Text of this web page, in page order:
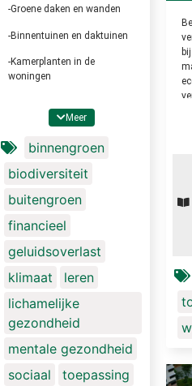
-Groene daken en wanden
-Binnentuinen en daktuinen
-Kamerplanten in de
woningen
werk- en leeromgeving en in
-Planten, heesters en bomen
rondom gebouwen en in het
plantenbakken
-Wadi’s en verlaagd
en parken
-Bloemen- en plukweides en
insectenhotels
Meer
binnengroen
biodiversiteit
buitengroen
financieel
geluidsoverlast
klimaat
leren
lichamelijke
gezondheid
mentale gezondheid
sociaal
toepassing